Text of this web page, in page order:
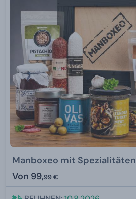
Manboxeo mit Spezialitäten
Von 99,99 €